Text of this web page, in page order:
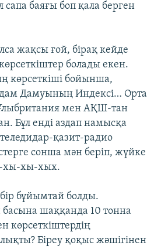
баяғы боп қала берген
жақсы ғой, бірақ кейде
болады екен.
көрсеткіші бойынша,
Дамуының Индексі… Орта
мен АҚШ-тан
Бұл енді аздап намысқа
қазит-радио
сонша мән беріп, жүйке
хы-хы-хых.
бұйымтай болды.
шаққанда 10 тонна
көрсеткіштердің
Біреу қоқыс жәшігінен